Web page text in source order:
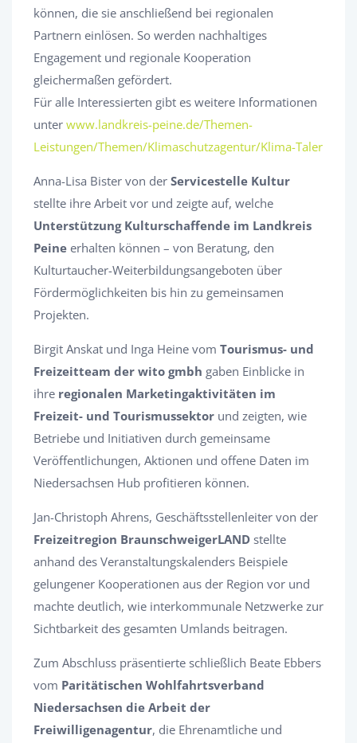
können, die sie anschließend bei regionalen
Partnern einlösen. So werden nachhaltiges
Engagement und regionale Kooperation
gleichermaßen gefördert.
Für alle Interessierten gibt es weitere Informationen
unter www.landkreis-peine.de/Themen-
Leistungen/Themen/Klimaschutzagentur/Klima-Taler
Anna-Lisa Bister von der Servicestelle Kultur
stellte ihre Arbeit vor und zeigte auf, welche
Unterstützung Kulturschaffende im Landkreis
Peine erhalten können – von Beratung, den
Kulturtaucher-Weiterbildungsangeboten über
Fördermöglichkeiten bis hin zu gemeinsamen
Projekten.
Birgit Anskat und Inga Heine vom Tourismus- und
Freizeitteam der wito gmbh gaben Einblicke in
ihre regionalen Marketingaktivitäten im
Freizeit- und Tourismussektor und zeigten, wie
Betriebe und Initiativen durch gemeinsame
Veröffentlichungen, Aktionen und offene Daten im
Niedersachsen Hub profitieren können.
Jan-Christoph Ahrens, Geschäftsstellenleiter von der
Freizeitregion BraunschweigerLAND stellte
anhand des Veranstaltungskalenders Beispiele
gelungener Kooperationen aus der Region vor und
machte deutlich, wie interkommunale Netzwerke zur
Sichtbarkeit des gesamten Umlands beitragen.
Zum Abschluss präsentierte schließlich Beate Ebbers
vom Paritätischen Wohlfahrtsverband
Niedersachsen die Arbeit der
Freiwilligenagentur, die Ehrenamtliche und